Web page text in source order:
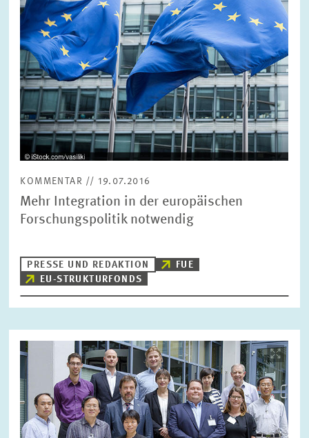
FORSCHUNG
SERVICE
GREMIEN
VERNETZUNG
Jahr
Bitte wählen Sie ein Jahr
Monat
Bitte wählen Sie einen Monat
Bereiche
Schlagworte
ZURÜCKSETZEN SUCHEN
KOMMENTAR // 19.07.2016
Mehr Integration in der europäischen
Forschungspolitik notwendig
PRESSE UND REDAKTION
FUE
EU-STRUKTURFONDS
Bild
öffnet
vergrößerter
Ansicht